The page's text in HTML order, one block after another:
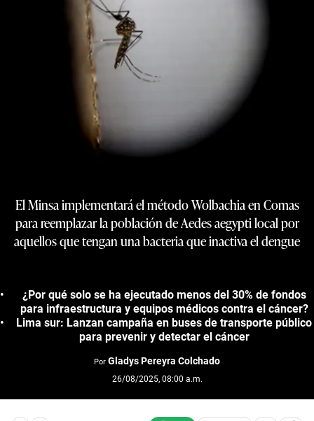
El Minsa implementará el método Wolbachia en Comas
para reemplazar la población de Aedes aegypti local por
aquellos que tengan una bacteria que inactiva el dengue
¿Por qué solo se ha ejecutado menos del 30% de fondos
para infraestructura y equipos médicos contra el cáncer?
Lima sur: Lanzan campaña en buses de transporte público
para prevenir y detectar el cáncer
Por Gladys Pereyra Colchado
26/08/2025, 08:00 a.m.